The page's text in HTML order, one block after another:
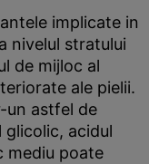
implicate in
nivelul stratului
de mijloc al
ale pielii.
un astfel de
glicolic, acidul
mediu poate